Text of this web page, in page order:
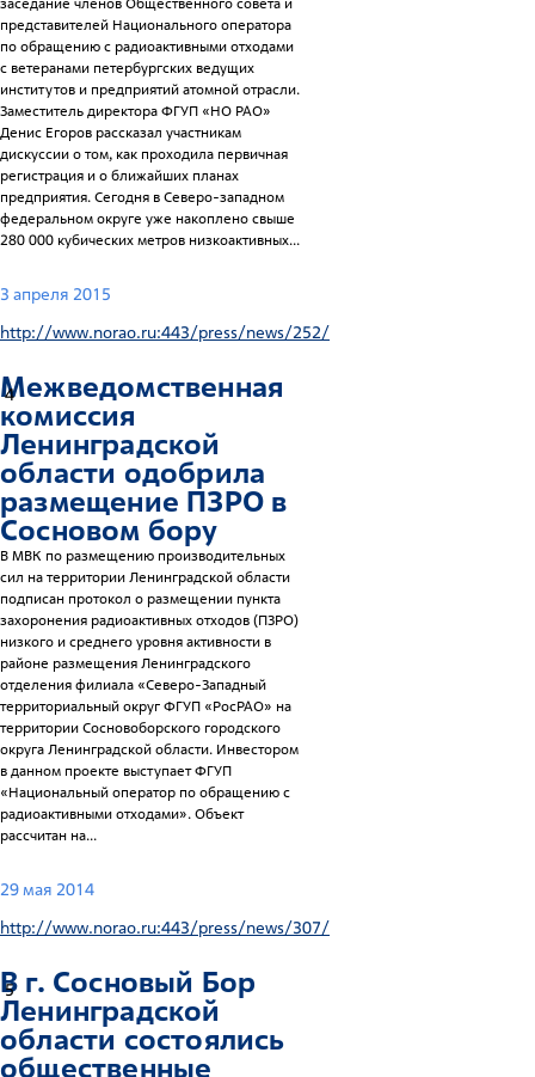
представителей Национального оператора
по обращению с радиоактивными отходами
с ветеранами петербургских ведущих
институтов и предприятий атомной отрасли.
Заместитель директора ФГУП «НО РАО»
Денис Егоров рассказал участникам
дискуссии о том, как проходила первичная
регистрация и о ближайших планах
предприятия. Сегодня в Северо-западном
федеральном округе уже накоплено свыше
280 000 кубических метров низкоактивных...
3 апреля 2015
http://www.norao.ru:443/press/news/252/
4
Межведомственная
комиссия
Ленинградской
области одобрила
размещение ПЗРО в
Сосновом бору
В МВК по размещению производительных
сил на территории Ленинградской области
подписан протокол о размещении пункта
захоронения радиоактивных отходов (ПЗРО)
низкого и среднего уровня активности в
районе размещения Ленинградского
отделения филиала «Северо-Западный
территориальный округ ФГУП «РосРАО» на
территории Сосновоборского городского
округа Ленинградской области. Инвестором
в данном проекте выступает ФГУП
«Национальный оператор по обращению с
радиоактивными отходами». Объект
рассчитан на...
29 мая 2014
http://www.norao.ru:443/press/news/307/
5
В г. Сосновый Бор
Ленинградской
области состоялись
общественные